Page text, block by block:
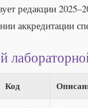
редакции
аккредитации
Код